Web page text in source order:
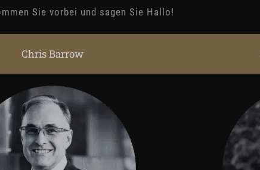
Sie vorbei und sagen Sie Hallo!
Chris Barrow